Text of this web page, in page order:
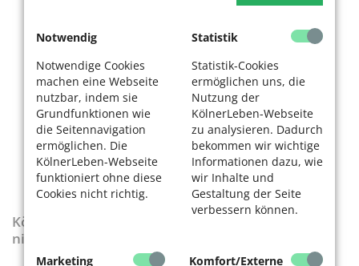
Notwendig
Notwendige Cookies
machen eine Webseite
nutzbar, indem sie
Grundfunktionen wie
die Seitennavigation
ermöglichen. Die
KölnerLeben-Webseite
funktioniert ohne diese
Cookies nicht richtig.
Statistik
Statistik-Cookies
ermöglichen uns, die
Nutzung der
KölnerLeben-Webseite
zu analysieren. Dadurch
bekommen wir wichtige
Informationen dazu, wie
wir Inhalte und
Gestaltung der Seite
verbessern können.
Marketing Komfort/Externe
KölnerLeben-Sonderausgabe „Wenn die Rente
nicht reicht“